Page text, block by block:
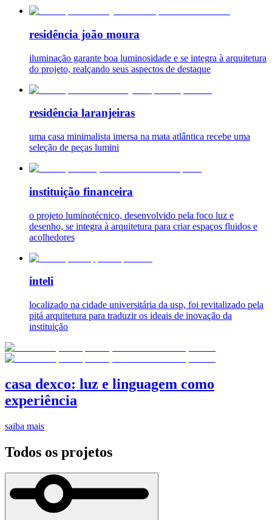
residência joão moura
iluminação garante boa luminosidade e se integra à arquitetura
do projeto, realçando seus aspectos de destaque
residência laranjeiras
uma casa minimalista imersa na mata atlântica recebe uma
seleção de peças lumini
instituição financeira
o projeto luminotécnico, desenvolvido pela foco luz e
desenho, se integra à arquitetura para criar espaços fluidos e
acolhedores
inteli
localizado na cidade universitária da usp, foi revitalizado pela
pitá arquitetura para traduzir os ideais de inovação da
instituição
casa dexco: luz e linguagem como
experiência
saiba mais
Todos os projetos